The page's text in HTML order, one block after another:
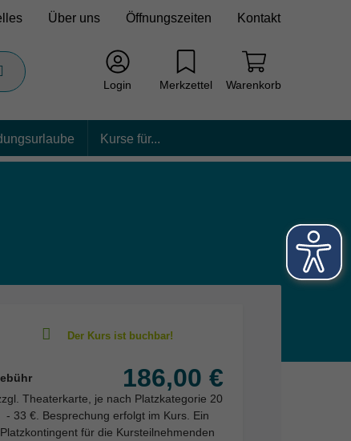
Über uns Öffnungszeiten Kontakt
Login Merkzettel Warenkorb
Kurse für...
186,00 €
Theaterkarte, je nach Platzkategorie 20
- 33 €. Besprechung erfolgt im Kurs. Ein
Platzkontingent für die Kursteilnehmenden